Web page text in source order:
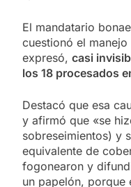
El mandatario
cuestionó el
expresó, casi
los 18 procesados
Destacó que esa
y afirmó que «se
sobreseimientos) y
equivalente de
fogonearon y
un papelón, porque